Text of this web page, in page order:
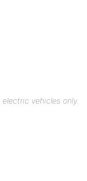
vehicles only.